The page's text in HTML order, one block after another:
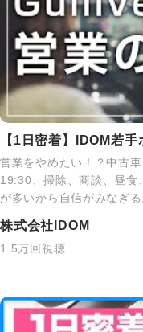
【1日密着】IDOM若
営業をやめたい！？中古
19:30、掃除、商談、昼食
が多いから自信がみなぎる
株式会社IDOM
1.5万回視聴